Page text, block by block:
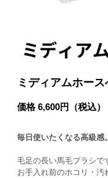
ミディアムホー
価格 6,600円（税込）
毎日使いたくなる高級感
毛足の長い馬毛ブラシで
お手入れ前のホコリ・汚